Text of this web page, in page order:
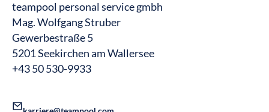
teampool personal service gmbh
Mag. Wolfgang Struber
Gewerbestraße 5
5201 Seekirchen am Wallersee
+43 50 530-9933